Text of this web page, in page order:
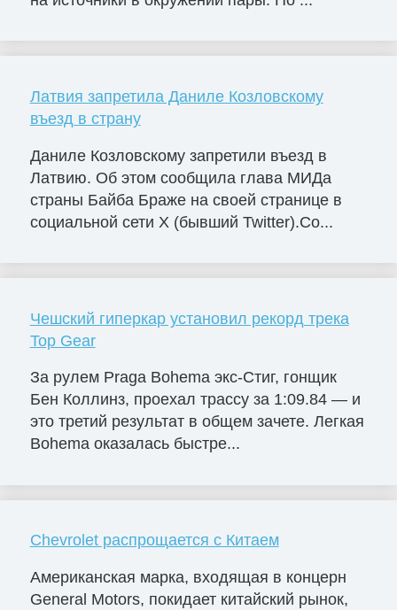
Латвия запретила Даниле Козловскому
въезд в страну
Даниле Козловскому запретили въезд в
Латвию. Об этом сообщила глава МИДа
страны Байба Браже на своей странице в
социальной сети X (бывший Twitter).Со...
Чешский гиперкар установил рекорд трека
Top Gear
За рулем Praga Bohema экс-Стиг, гонщик
Бен Коллинз, проехал трассу за 1:09.84 — и
это третий результат в общем зачете. Легкая
Bohema оказалась быстре...
Chevrolet распрощается с Китаем
Американская марка, входящая в концерн
General Motors, покидает китайский рынок,